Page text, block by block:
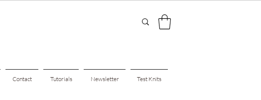
Contact Tutorials Newsletter Test Knits